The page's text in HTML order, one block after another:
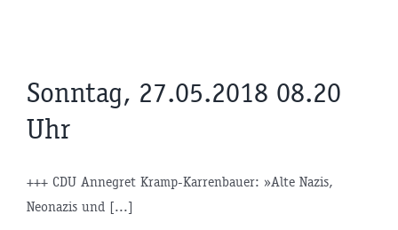
Sonntag, 27.05.2018 08.20
Uhr
+++ CDU Annegret Kramp-Karrenbauer: »Alte Nazis,
Neonazis und [...]